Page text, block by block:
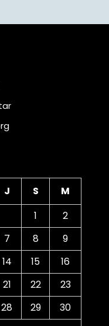
J S
M
1
2
7 8
9
14 15
16
21 22
23
28 29
30